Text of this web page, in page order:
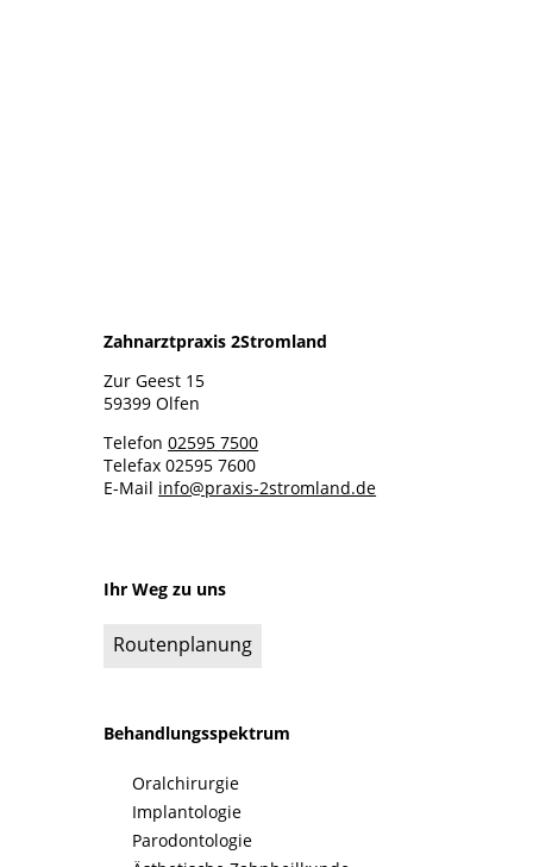
Zahnarztpraxis 2Stromland
Zur Geest 15
59399 Olfen
Telefon02595 7500
Telefax 02595 7600
E-Mail info@praxis-2stromland.de
Behandlungsspektrum
Oralchirurgie
Implantologie
Parodontologie
Ihr Weg zu uns
Routenplanung